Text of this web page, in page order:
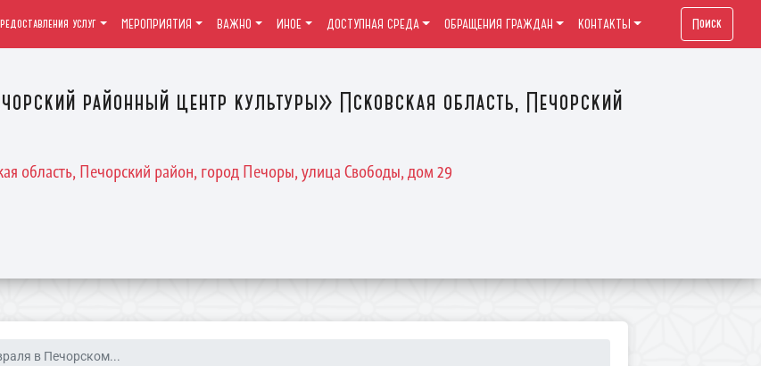
районный центр культуры» Псковская область, Печорский
область, Печорский район, город Печоры, улица Свободы, дом 29
услуг МЕРОПРИЯТИЯ ВАЖНО ИНОЕ ДОСТУПНАЯ СРЕДА ОБРАЩЕНИЯ ГРАЖДАН КОНТАКТЫ Поиск
в Печорском...